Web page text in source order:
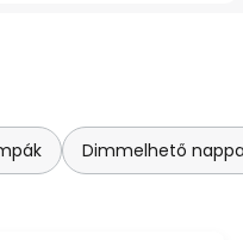
Dimmelhető